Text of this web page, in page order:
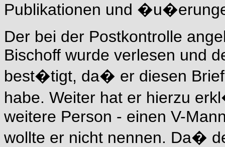
Publikationen und
Der bei der Postkontrolle
Bischoff wurde verlesen und
best�tigt, da� er diesen
habe. Weiter hat er hierzu
weitere Person - einen V-
wollte er nicht nennen. Da�